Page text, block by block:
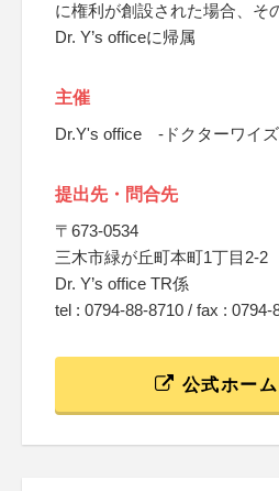
に権利が創設された場合、そ
Dr. Y’s officeに帰属
主催
Dr.Y's office -ドクターワイ
提出先・問合先
〒673-0534
三木市緑が丘町本町1丁目2-2
Dr. Y’s office TR係
tel : 0794-88-8710 / fax : 0794-
公式ホー